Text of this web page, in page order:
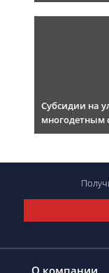
Субсидии на
многодетным
О компании